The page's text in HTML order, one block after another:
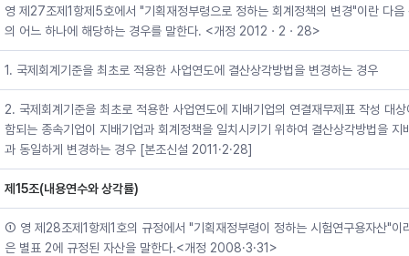
영 제27조제1항제5호에서 "기획재정부령으로 정하는 회계정책의 변경"이란 다음
의 어느 하나에 해당하는 경우를 말한다. <개정 2012ㆍ2ㆍ28>
1. 국제회계기준을 최초로 적용한 사업연도에 결산상각방법을 변경하는 경우
2. 국제회계기준을 최초로 적용한 사업연도에 지배기업의 연결재무제표 작성 대
함되는 종속기업이 지배기업과 회계정책을 일치시키기 위하여 결산상각방법을 지
과 동일하게 변경하는 경우 [본조신설 2011·2·28]
제15조(내용연수와 상각률)
① 영 제28조제1항제1호의 규정에서 "기획재정부령이 정하는 시험연구용자산"이
은 별표 2에 규정된 자산을 말한다.<개정 2008·3·31>